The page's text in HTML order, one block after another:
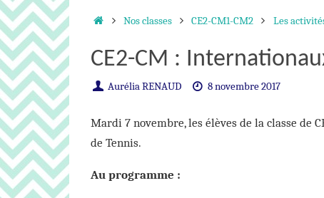
AccueilNos classes CE2-CM1-CM2 Les
CE2-CM :
Aurélia RENAUD 8 novembre 2017
Mardi 7 novembre, les élèves de la classe de
de Tennis.
Au programme :